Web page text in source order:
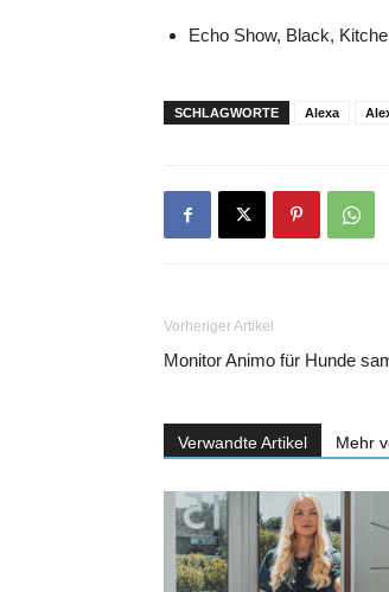
Echo Show, Black,
SCHLAGWORTE Alexa
Vorheriger Artikel
Monitor Animo für Hunde
Verwandte Artikel Mehr